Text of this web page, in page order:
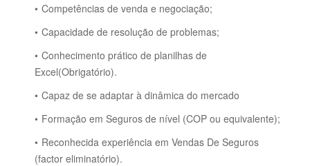
Competências de venda e negociação;
Capacidade de resolução de problemas;
Conhecimento prático de planilhas de
Excel(Obrigatório).
Capaz de se adaptar à dinâmica do mercado
Formação em Seguros de nível (COP ou equivalente);
Reconhecida experiência em Vendas De Seguros
(factor eliminatório).